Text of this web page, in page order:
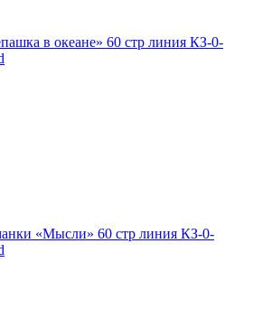
в океане» 60 стр линия КЗ-0-